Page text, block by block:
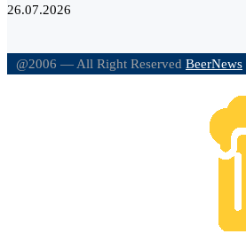
26.07.2026
@2006 — All Right Reserved BeerNews